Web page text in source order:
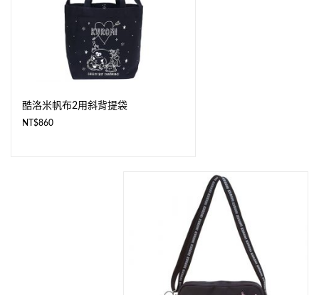
酷洛米帆布2用斜背提袋
NT$860